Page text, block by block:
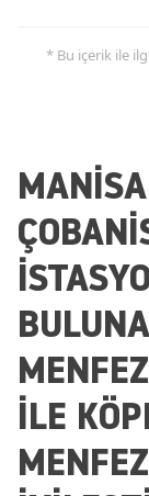
* Bu içerik ile
İLE